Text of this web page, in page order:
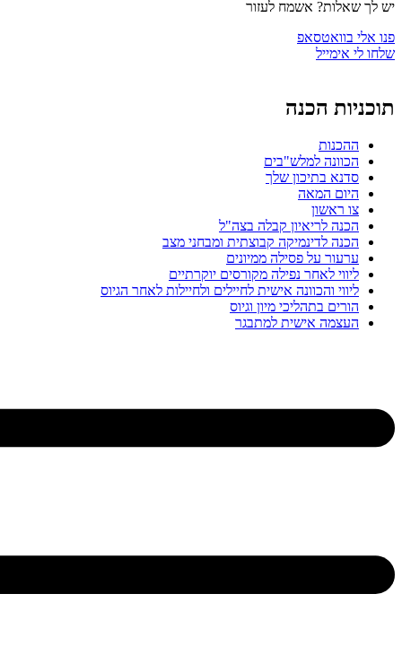
אשמח לעזור
הכנה
למלש"בים
בתיכון שלך
המאה
לריאיון קבלה בצה"ל
לדינמיקה קבוצתית ומבחני מצב
על פסילה ממיונים
לאחר נפילה מקורסים יוקרתיים
והכוונה אישית לחיילים ולחיילות לאחר הגיוס
בתהליכי מיון וגיוס
אישית למתבגר